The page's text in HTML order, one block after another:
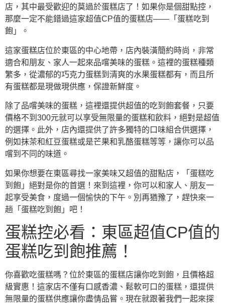
店，其中最受歡迎的莫過於蛋糕店了！如果你是個甜點控，
那麼一定不能錯過這家超值CP值的蛋糕店——「蛋糕吃到
飽」。
這家蛋糕店位於東區的中心地帶，店內裝潢簡約時尚，非常
適合和朋友、家人一起來品嚐美味的蛋糕。這裡的蛋糕種類
繁多，從濃郁的巧克力蛋糕到清爽的水果蛋糕都有，而且所
有蛋糕都是現做現供應，保證新鮮度。
除了品嚐美味的蛋糕，這裡還提供超值的吃到飽套餐，只要
價格不到300元就可以享受無限量的蛋糕和飲料，絕對是超值
的選擇。此外，店內還提供了許多獨特的口味組合供選擇，
例如抹茶和紅豆蛋糕或是芒果和乳酪蛋糕等等，讓你可以品
嚐到不同的味道。
如果你想要在東區尋找一家美味又超值的甜點店，「蛋糕吃
到飽」絕對是你的首選！來到這裡，你可以和家人、朋友一
起享受美食，度過一個愉快的下午。別再猶豫了，趕快來一
趟「蛋糕吃到飽」吧！
蛋糕控必看：東區超值CP值的
蛋糕吃到飽推薦！
你喜歡吃蛋糕嗎？位於東區的蛋糕店讓你吃到飽，且價格超
級實惠！這家店不僅有口感香濃、鬆軟可口的蛋糕，還提供
無限量的蛋糕供應讓你盡情品嘗。現在就跟著我們一起來探